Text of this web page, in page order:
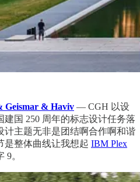
Geismar & Haviv — CGH 以设
国 250 周年的标志设计任务落
计主题无非是团结啊合作啊和谐
是整体曲线让我想起 IBM Plex
9。